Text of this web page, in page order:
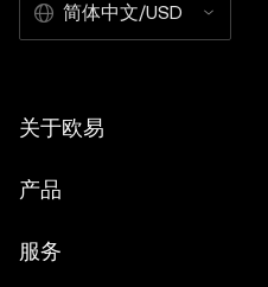
简体中文/USD
关于欧易
产品
服务